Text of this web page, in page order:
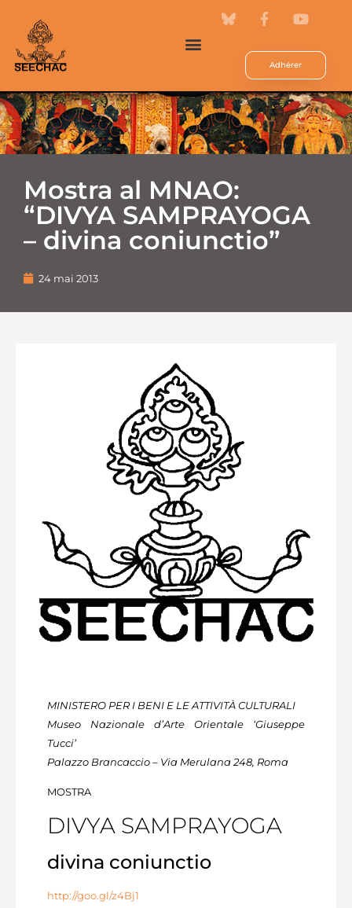
Adhérer
Mostra al MNAO:
“DIVYA SAMPRAYOGA
– divina coniunctio”
24 mai 2013
MINISTERO PER I BENI E LE ATTIVITÀ CULTURALI
Museo Nazionale d’Arte Orientale ‘Giuseppe
Tucci’
Palazzo Brancaccio – Via Merulana 248, Roma
MOSTRA
DIVYA SAMPRAYOGA
divina coniunctio
http://goo.gl/z4Bj1